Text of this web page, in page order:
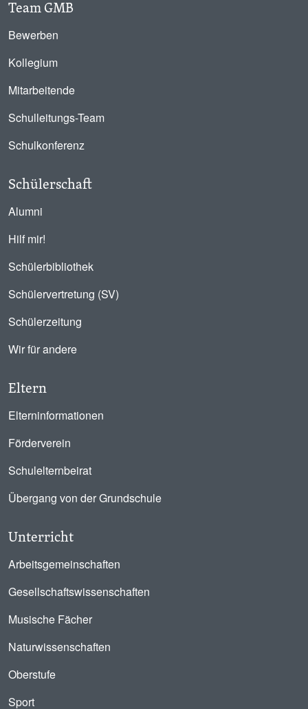
Team GMB
Bewerben
Kollegium
Mitarbeitende
Schulleitungs-Team
Schulkonferenz
Schülerschaft
Alumni
Hilf mir!
Schülerbibliothek
Schülervertretung (SV)
Schülerzeitung
Wir für andere
Eltern
Elterninformationen
Förderverein
Schulelternbeirat
Übergang von der Grundschule
Unterricht
Arbeitsgemeinschaften
Gesellschaftswissenschaften
Musische Fächer
Naturwissenschaften
Oberstufe
Sport